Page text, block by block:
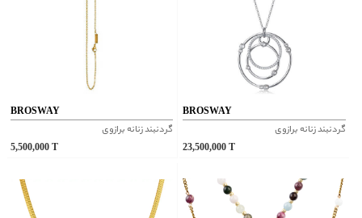
BROSWAY
گردنبند زنانه برازوی
5,500,000
BROSWAY
گردنبند زنانه برازوی
23,500,000